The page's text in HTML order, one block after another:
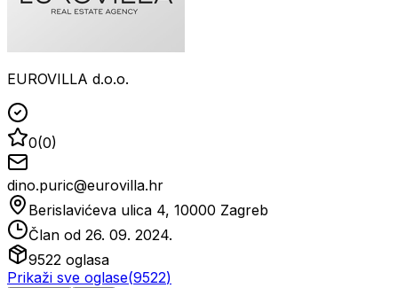
EUROVILLA d.o.o.
0(0)
dino.puric@eurovilla.hr
Berislavićeva ulica 4, 10000 Zagreb
Član od 26. 09. 2024.
9522 oglasa
Prikaži sve oglase(9522)